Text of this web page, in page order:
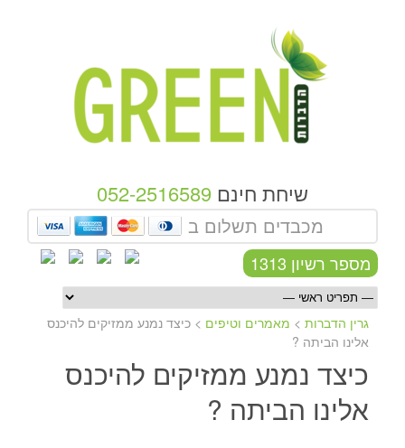
שיחת חינם 052-2516589
מכבדים תשלום ב
מספר רשיון 1313
גרין הדברות > מאמרים וטיפים > כיצד נמנע ממזיקים להיכנס
אלינו הביתה ?
כיצד נמנע ממזיקים להיכנס
אלינו הביתה ?